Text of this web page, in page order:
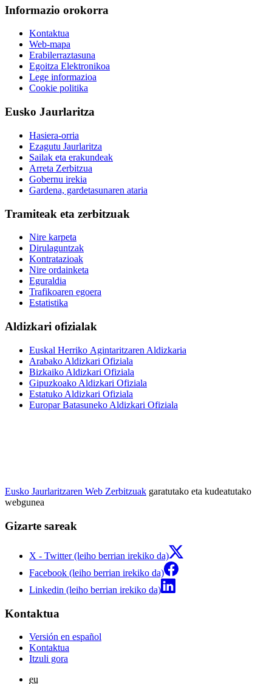
Informazio orokorra
Kontaktua
Web-mapa
Erabilerraztasuna
Egoitza Elektronikoa
Lege informazioa
Cookie politika
Eusko Jaurlaritza
Hasiera-orria
Ezagutu Jaurlaritza
Sailak eta erakundeak
Arreta Zerbitzua
Gobernu irekia
Gardena, gardetasunaren ataria
Tramiteak eta zerbitzuak
Nire karpeta
Dirulaguntzak
Kontratazioak
Nire ordainketa
Eguraldia
Trafikoaren egoera
Estatistika
Aldizkari ofizialak
Euskal Herriko Agintaritzaren Aldizkaria
Arabako Aldizkari Ofiziala
Bizkaiko Aldizkari Ofiziala
Gipuzkoako Aldizkari Ofiziala
Estatuko Aldizkari Ofiziala
Europar Batasuneko Aldizkari Ofiziala
Eusko Jaurlaritzaren Web Zerbitzuak garatutako eta kudeatutako
webgunea
Gizarte sareak
X - Twitter (leiho berrian irekiko da)
Facebook (leiho berrian irekiko da)
Linkedin (leiho berrian irekiko da)
Kontaktua
Versión en español
Kontaktua
Itzuli gora
eu